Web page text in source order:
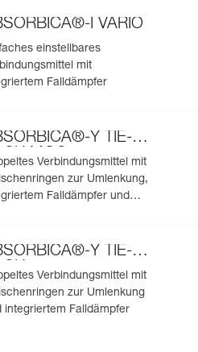
I VARIO
einstellbares
mit
Falldämpfer
Y TIE-
MGO
Verbindungsmittel mit
zur Umlenkung,
Falldämpfer und
Y TIE-
Verbindungsmittel mit
zur Umlenkung
integriertem Falldämpfer